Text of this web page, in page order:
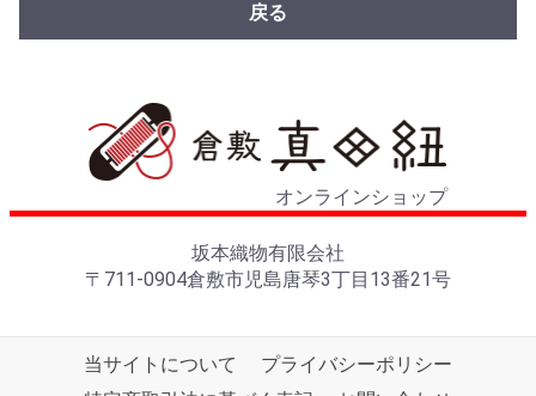
戻る
オンラインショップ
坂本織物有限会社
〒711-0904倉敷市児島唐琴3丁目13番21号
当サイトについて
プライバシーポリシー